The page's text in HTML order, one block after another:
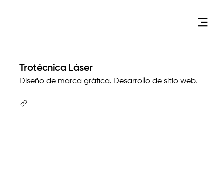
Trotécnica Láser
Diseño de marca gráfica. Desarrollo de sitio web.